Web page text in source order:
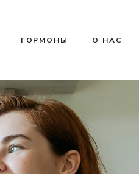
ГОРМОНЫ О НАС